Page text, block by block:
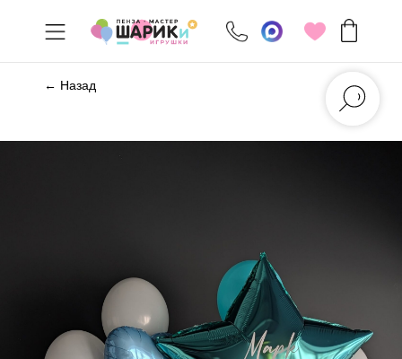
← Назад